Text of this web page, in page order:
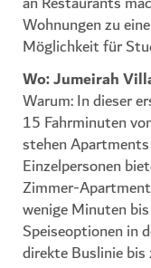
Wohnungen zu
Möglichkeit für
Wo: Jumeirah
Warum: In dieser
15 Fahrminuten
stehen
Einzelpersonen
Zimmer-
wenige Minuten
Speiseoptionen in
direkte Buslinie